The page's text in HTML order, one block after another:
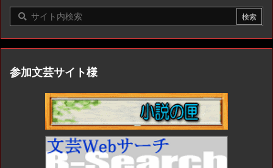
参加文芸サイト様